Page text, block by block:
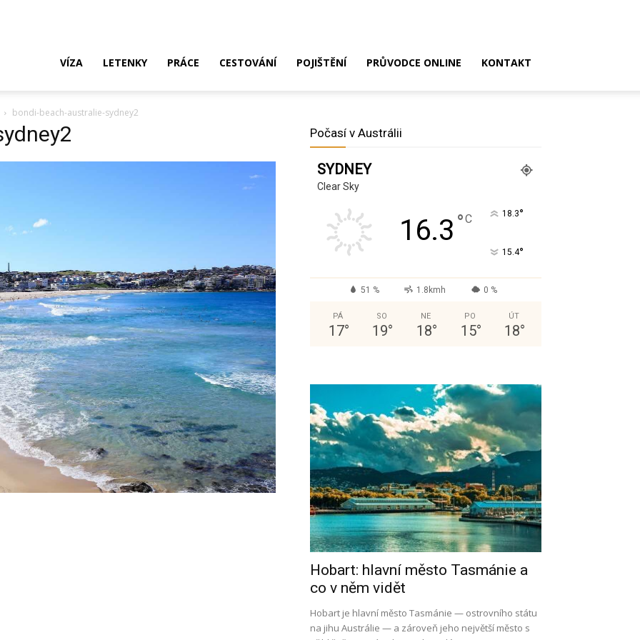
VÍZA LETENKY PRÁCE CESTOVÁNÍ POJIŠTĚNÍ PRŮVODCE ONLINE KONTAKT
bondi-beach-australie-sydney2
Počasí v Austrálii
SYDNEY
Clear Sky
16.3 °C 18.3°
15.4°
51 % 1.8kmh 0 %
PÁ
17°
SO
19°
NE
18°
PO
15°
ÚT
18°
Hobart: hlavní město Tasmánie a
co v něm vidět
Hobart je hlavní město Tasmánie — ostrovního státu
na jihu Austrálie — a zároveň jeho největší město s